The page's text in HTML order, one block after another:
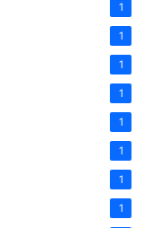
1
1
1
1
1
1
1
1